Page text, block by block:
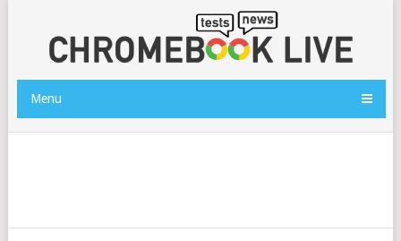
Menu